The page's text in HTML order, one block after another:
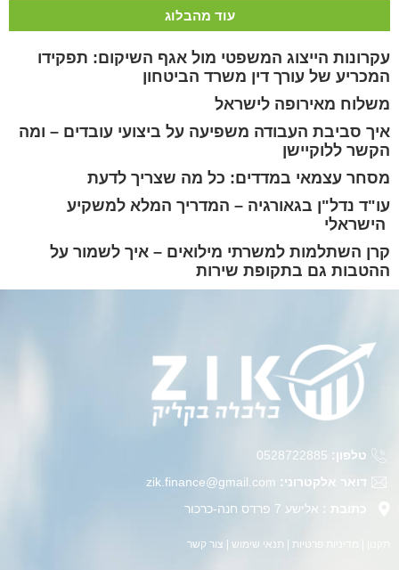
עוד מהבלוג
עקרונות הייצוג המשפטי מול אגף השיקום: תפקידו
המכריע של עורך דין משרד הביטחון
משלוח מאירופה לישראל
איך סביבת העבודה משפיעה על ביצועי עובדים – ומה
הקשר ללוקיישן
מסחר עצמאי במדדים: כל מה שצריך לדעת
עו"ד נדל"ן בגאורגיה – המדריך המלא למשקיע
הישראלי
קרן השתלמות למשרתי מילואים – איך לשמור על
ההטבות גם בתקופת שירות
טלפון:
דואר אלקטרוני: zik.finance@gmail.com
כתובת : אלישע 7 פרדס חנה-כרכור
מדיניות פרטיות | תנאי שימוש | צור קשר